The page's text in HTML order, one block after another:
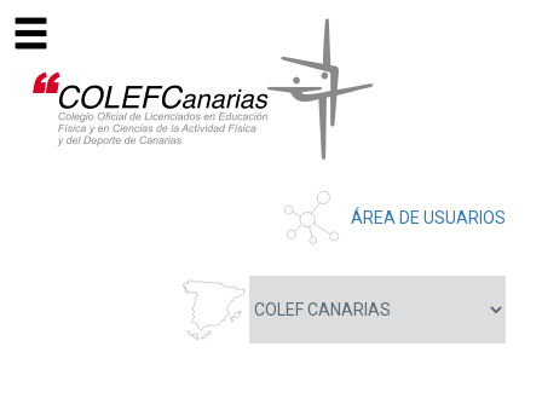
ÁREA DE USUARIOS